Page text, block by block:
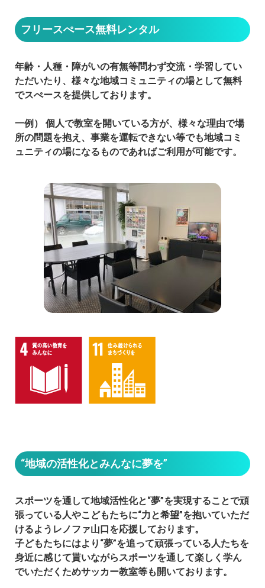
フリースぺース無料レンタル
年齢・人種・障がいの有無等問わず交流・学習してい
ただいたり、様々な地域コミュニティの場として無料
でスぺースを提供しております。
一例） 個人で教室を開いている方が、様々な理由で場
所の問題を抱え、事業を運転できない等でも地域コミ
ュニティの場になるものであればご利用が可能です。
“地域の活性化とみんなに夢を”
スポーツを通して地域活性化と“夢”を実現することで頑
張っている人やこどもたちに“力と希望”を抱いていただ
けるようレノファ山口を応援しております。
子どもたちにはより“夢”を追って頑張っている人たちを
身近に感じて貰いながらスポーツを通して楽しく学ん
でいただくためサッカー教室等も開いております。